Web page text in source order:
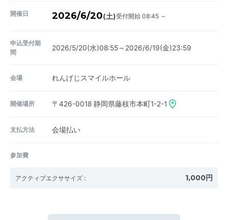
開催日 2026/6/20(土)受付開始 08:45 ～
申込受付期
間
2026/5/20(水)08:55～2026/6/19(金)23:59
会場 れんげじスマイルホール
開催場所 〒426-0018 静岡県藤枝市本町1-2-1
支払方法 会場払い
参加費
アクティブエクササイズ : 1,000円